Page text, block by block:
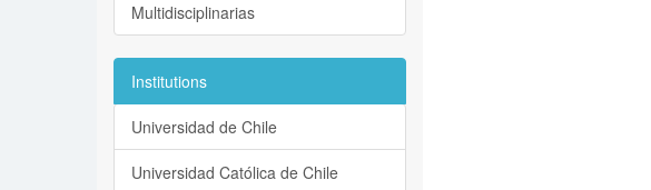
Multidisciplinarias
Institutions
Universidad de Chile
Universidad Católica de Chile